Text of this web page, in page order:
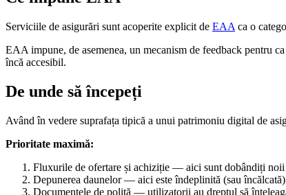
Serviciile de asigurări sunt acoperite explicit de EAA ca o
EAA impune, de asemenea, un mecanism de feedback pentru
încă accesibil.
De unde să începeți
Având în vedere suprafața tipică a unui patrimoniu digital de
Prioritate maximă:
Fluxurile de ofertare și achiziție — aici sunt dobândiți
Depunerea daunelor — aici este îndeplinită (sau
Documentele de poliță — utilizatorii au dreptul să